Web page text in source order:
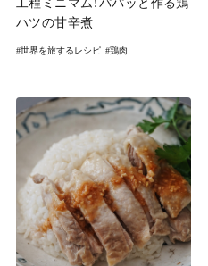
工程ミニマム！パパッと作る鶏
ハツの甘辛煮
世界を旅するレシピ 鶏肉